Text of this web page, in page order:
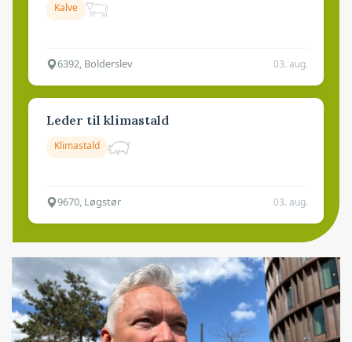
Kalve
6392, Bolderslev 03. aug.
Leder til klimastald
Klimastald
9670, Løgstør 03. aug.